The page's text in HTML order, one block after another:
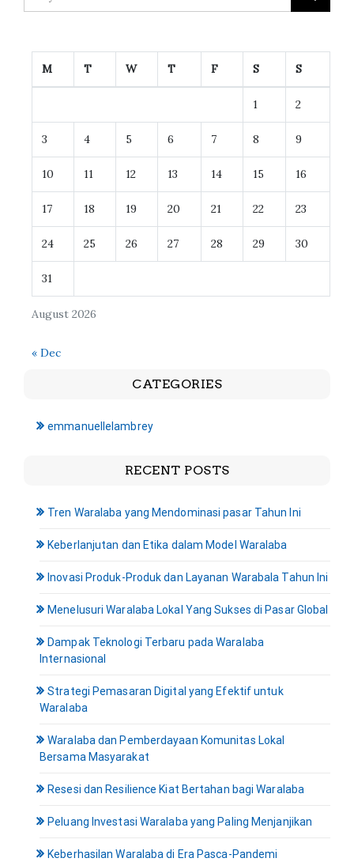
August 2026
M T W T F S S
1 2
3 4 5 6 7 8 9
10 11 12 13 14 15 16
17 18 19 20 21 22 23
24 25 26 27 28 29 30
31
« Dec
CATEGORIES
emmanuellelambrey
RECENT POSTS
Tren Waralaba yang Mendominasi pasar Tahun Ini
Keberlanjutan dan Etika dalam Model Waralaba
Inovasi Produk-Produk dan Layanan Warabala Tahun Ini
Menelusuri Waralaba Lokal Yang Sukses di Pasar Global
Dampak Teknologi Terbaru pada Waralaba
Internasional
Strategi Pemasaran Digital yang Efektif untuk
Waralaba
Waralaba dan Pemberdayaan Komunitas Lokal
Bersama Masyarakat
Resesi dan Resilience Kiat Bertahan bagi Waralaba
Peluang Investasi Waralaba yang Paling Menjanjikan
Keberhasilan Waralaba di Era Pasca-Pandemi